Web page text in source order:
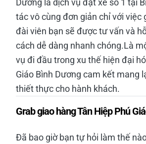
tác vô cùng đơn giản chỉ với việc
đài viên bạn sẽ được tư vấn và
cách dễ dàng nhanh chóng.Là
vụ đi đầu trong xu thế hiện đại
Giáo Bình Dương cam kết mang
thiết thực cho hành khách.
Grab giao hàng Tân Hiệp Phú
Đã bao giờ bạn tự hỏi làm thế